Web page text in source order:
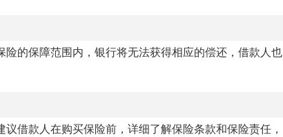
的保障范围内，银行将无法获得相应的偿还，借款人也
借款人在购买保险前，详细了解保险条款和保险责任，